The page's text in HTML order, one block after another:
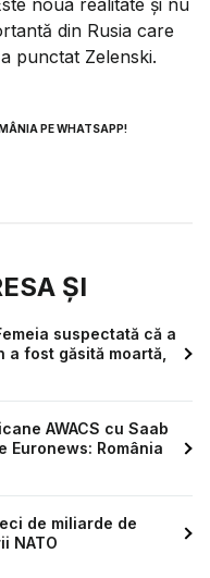
din Rusia care
punctat Zelenski.
PE WHATSAPP!
ȘI
suspectată că a
fost găsită moartă,
AWACS cu Saab
Euronews: România
de miliarde de
NATO